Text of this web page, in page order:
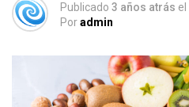
Publicado 3 años atrás el
Poradmin